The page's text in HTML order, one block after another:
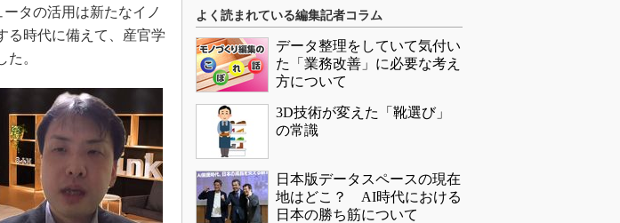
ータの活用は新たなイノ
る時代に備えて、産官学
。
よく読まれている編集記者コラム
データ整理をしていて気付い
た「業務改善」に必要な考え
方について
3D技術が変えた「靴選び」
の常識
日本版データスペースの現在
地はどこ？ AI時代における
日本の勝ち筋について